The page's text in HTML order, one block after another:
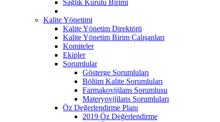
Sağlık Kurulu Birimi
Kalite Yönetimi
Kalite Yönetim Direktörü
Kalite Yönetim Birim Çalışanları
Komiteler
Ekipler
Sorumlular
Gösterge Sorumluları
Bölüm Kalite Sorumluları
Farmakovijilans Sorumlusu
Materyovijilans Sorumluları
Öz Değerlendirme Planı
2019 Öz Değerlendirme